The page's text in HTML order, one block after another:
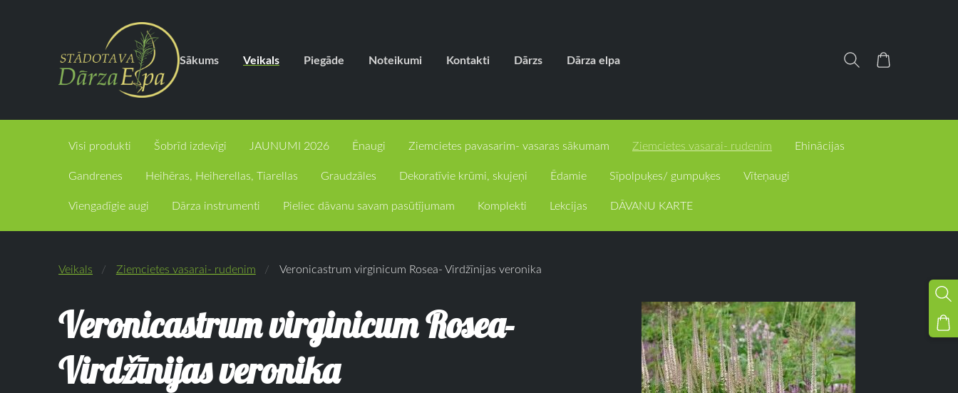
Sākums Veikals Piegāde Noteikumi Kontakti Dārzs Dārza elpa
Visi produkti Šobrīd izdevīgi JAUNUMI 2026 Ēnaugi Ziemcietes pavasarim- vasaras sākumam Ziemcietes vasarai- rudenim
Ehinācijas
Gandrenes
Heihēras, Heiherellas, Tiarellas Graudzāles Dekoratīvie krūmi, skujeņi Ēdamie Sīpolpuķes/ gumpuķes
Vīteņaugi
Viengadīgie augi
Dārza instrumenti Pieliec dāvanu savam pasūtījumam Komplekti Lekcijas DĀVANU KARTE
Veikals Ziemcietes vasarai- rudenim Veronicastrum virginicum Rosea- Virdžīnijas veronika
Veronicastrum virginicum Rosea-
Virdžīnijas veronika